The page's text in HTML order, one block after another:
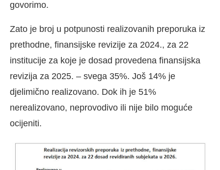
govorimo.
Zato je broj u potpunosti realizovanih preporuka iz
prethodne, finansijske revizije za 2024., za 22
institucije za koje je dosad provedena finansijska
revizija za 2025. – svega 35%. Još 14% je
djelimično realizovano. Dok ih je 51%
nerealizovano, neprovodivo ili nije bilo moguće
ocijeniti.